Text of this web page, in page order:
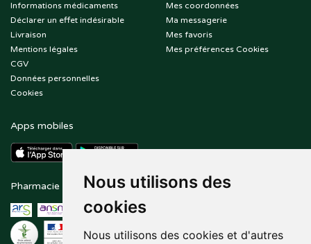
Nous utilisons des
cookies
Nous utilisons des cookies et d'autres
Informations médicaments
Déclarer un effet indésirable
Livraison
Mentions légales
CGV
Données personnelles
Cookies
Mes coordonnées
Ma messagerie
Mes favoris
Mes préférences Cookies
Apps mobiles
Pharmacie en ligne agréée Paiement sécurisé